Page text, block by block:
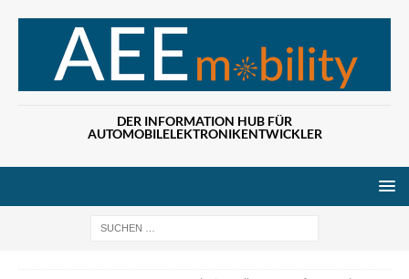
DER INFORMATION HUB FÜR
AUTOMOBILELEKTRONIKENTWICKLER